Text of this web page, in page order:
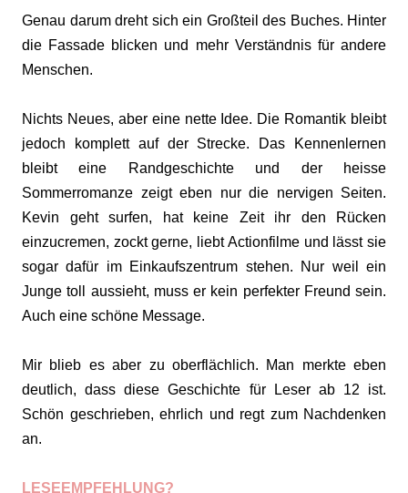
Genau darum dreht sich ein Großteil des Buches. Hinter
die Fassade blicken und mehr Verständnis für andere
Menschen.
Nichts Neues, aber eine nette Idee. Die Romantik bleibt
jedoch komplett auf der Strecke. Das Kennenlernen
bleibt eine Randgeschichte und der heisse
Sommerromanze zeigt eben nur die nervigen Seiten.
Kevin geht surfen, hat keine Zeit ihr den Rücken
einzucremen, zockt gerne, liebt Actionfilme und lässt sie
sogar dafür im Einkaufszentrum stehen. Nur weil ein
Junge toll aussieht, muss er kein perfekter Freund sein.
Auch eine schöne Message.
Mir blieb es aber zu oberflächlich. Man merkte eben
deutlich, dass diese Geschichte für Leser ab 12 ist.
Schön geschrieben, ehrlich und regt zum Nachdenken
an.
LESEEMPFEHLUNG?